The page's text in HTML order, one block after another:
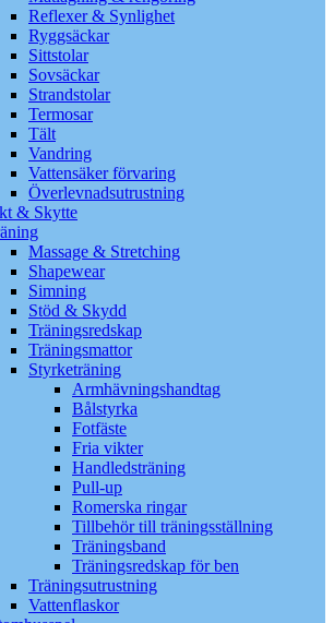
Reflexer & Synlighet
Ryggsäckar
Sittstolar
Sovsäckar
Strandstolar
Termosar
Tält
Vandring
Vattensäker förvaring
Överlevnadsutrustning
& Skytte
Massage & Stretching
Shapewear
Simning
Stöd & Skydd
Träningsredskap
Träningsmattor
Styrketräning
Armhävningshandtag
Bålstyrka
Fotfäste
Fria vikter
Handledsträning
Pull-up
Romerska ringar
Tillbehör till träningsställning
Träningsband
Träningsredskap för ben
Träningsutrustning
Vattenflaskor